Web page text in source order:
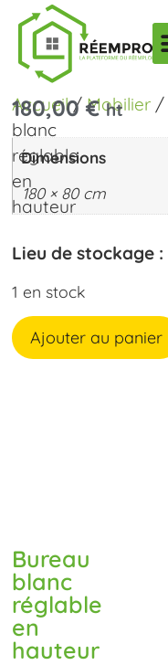
Accueil/Mobilier /
blanc
réglable
en
hauteur
Bureau
blanc
réglable
en
hauteur
180,00€ ht
Dimensions
180 × 80 cm
Lieu de stockage :
1 en stock
Ajouter au panier